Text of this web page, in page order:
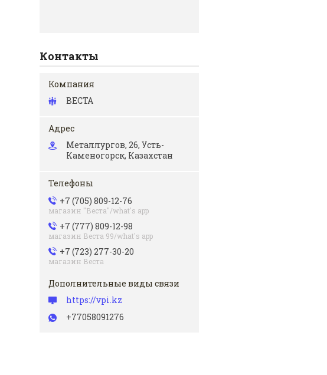
Контакты
ВЕСТА
Металлургов, 26, Усть-
Каменогорск, Казахстан
+7 (705) 809-12-76
магазин "Веста"/what's app
+7 (777) 809-12-98
магазин Веста 99/what's app
+7 (723) 277-30-20
магазин Веста
https://vpi.kz
+77058091276